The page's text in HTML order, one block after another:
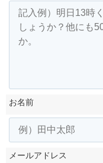
お名前
メールアドレス